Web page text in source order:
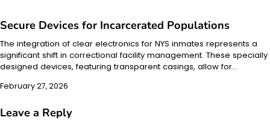
Secure Devices for Incarcerated Populations
The integration of clear electronics for NYS inmates represents a
significant shift in correctional facility management. These specially
designed devices, featuring transparent casings, allow for…
February 27, 2026
Leave a Reply